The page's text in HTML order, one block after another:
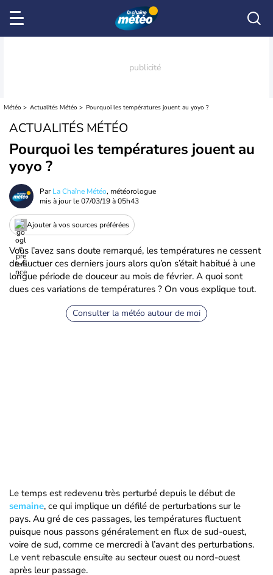
Météo Actualités Météo Pourquoi les températures jouent au yoyo ?
ACTUALITÉS MÉTÉO
Pourquoi les températures jouent au
yoyo ?
ParLa Chaîne Météo, météorologue
mis à jour le07/03/19 à 05h43
Ajouter à vos sources préférées
Vous l’avez sans doute remarqué, les températures ne cessent
de fluctuer ces derniers jours alors qu’on s’était habitué à une
longue période de douceur au mois de février. A quoi sont
dues ces variations de températures ? On vous explique tout.
Consulter la météo autour de moi
Le temps est redevenu très perturbé depuis le début de
semaine, ce qui implique un défilé de perturbations sur le
pays. Au gré de ces passages, les températures fluctuent
puisque nous passons généralement en flux de sud-ouest,
voire de sud, comme ce mercredi à l’avant des perturbations.
Le vent rebascule ensuite au secteur ouest ou nord-ouest
après leur passage.